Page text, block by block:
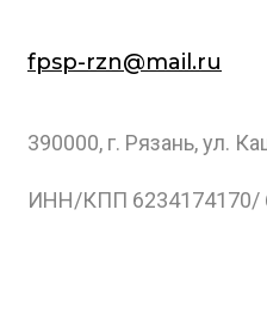
fpsp-rzn@mail.ru
390000, г. Рязань, ул.
ИНН/КПП 6234174170/